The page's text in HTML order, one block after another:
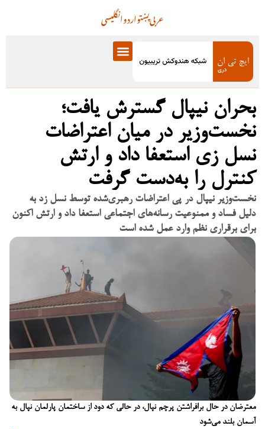
انگلیسیاردوپښتوعربی
بحران نیپال گسترش یافت؛
نخست‌وزیر در میان اعتراضات
نسل زی استعفا داد و ارتش
کنترل را به‌دست گرفت
نخست‌وزیر نیپال در پی اعتراضات رهبری‌شده توسط نسل زد به
دلیل فساد و ممنوعیت رسانه‌های اجتماعی استعفا داد و ارتش اکنون
برای برقراری نظم وارد عمل شده است
معترضان در حال برافراشتن پرچم نپال، در حالی که دود از ساختمان پارلمان نپال به
آسمان بلند می‌شود